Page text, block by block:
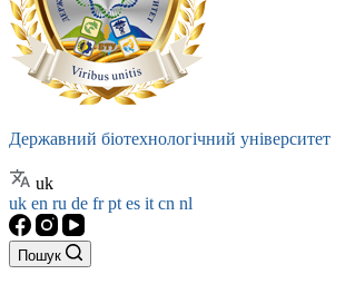
Державний біотехнологічний університет
uk
uk en ru de frpt es it cn nl
Пошук